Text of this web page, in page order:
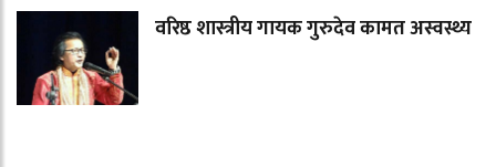
वरिष्ठ शास्त्रीय गायक गुरुदेव कामत अस्वस्थ्य